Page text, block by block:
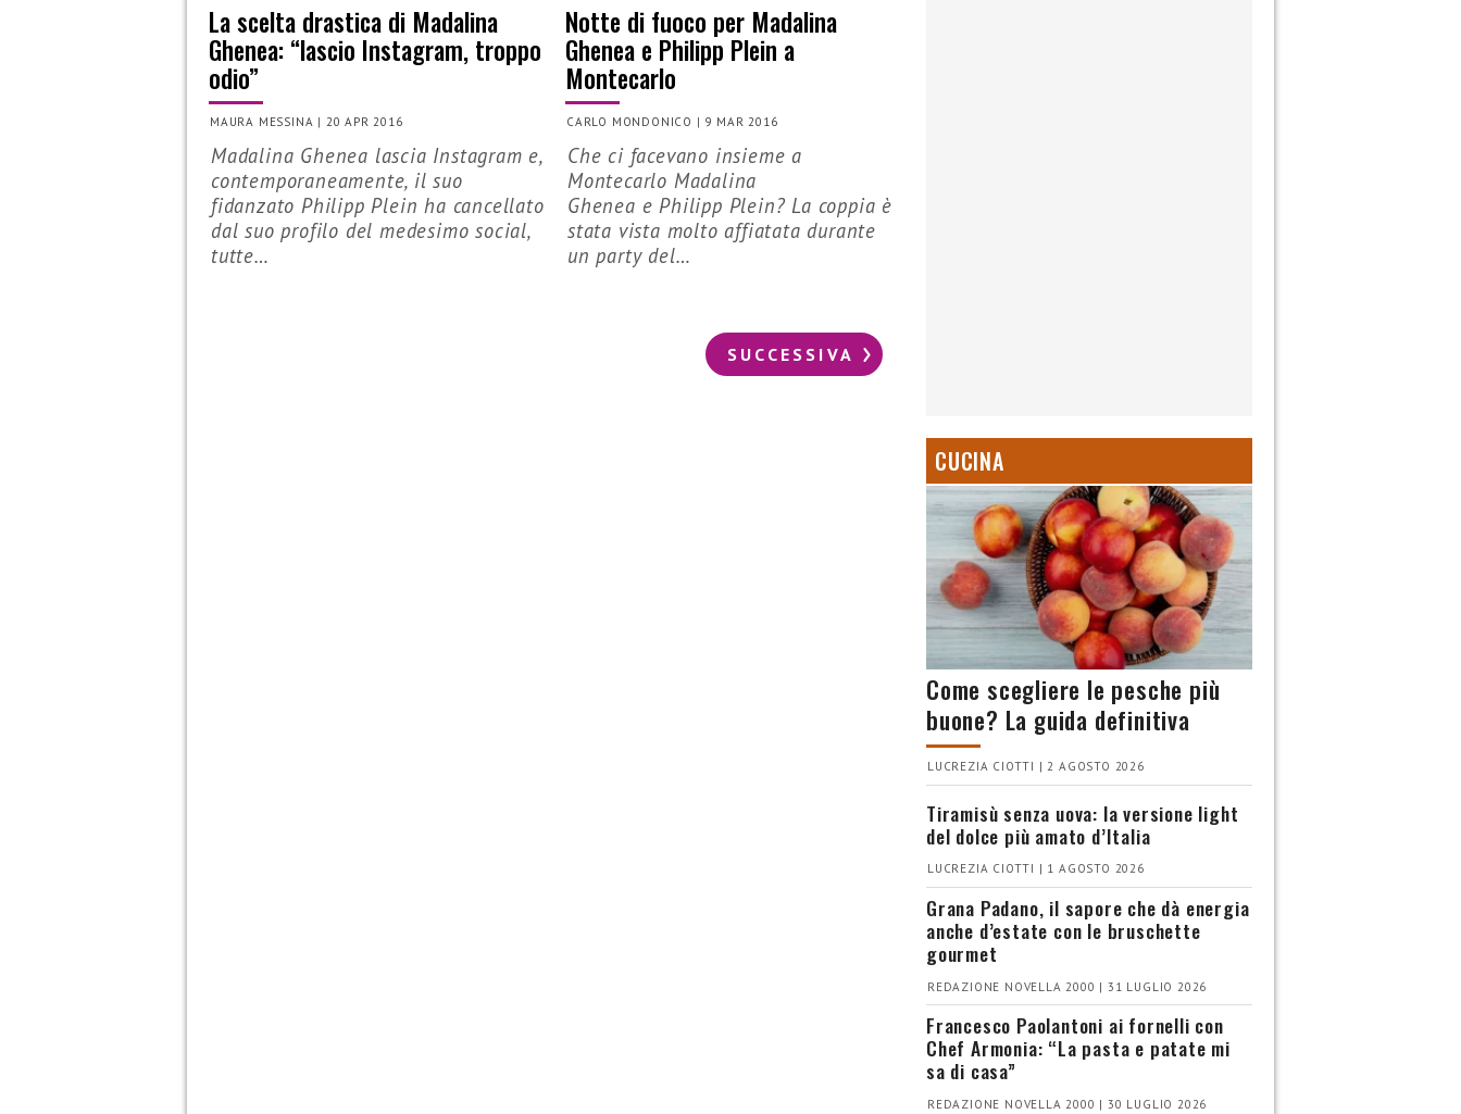
La scelta drastica di Madalina
Ghenea: “lascio Instagram, troppo
odio”
MAURA MESSINA | 20 APR 2016
Madalina Ghenea lascia Instagram e,
contemporaneamente, il suo
fidanzato Philipp Plein ha cancellato
dal suo profilo del medesimo social,
tutte…
Notte di fuoco per Madalina
Ghenea e Philipp Plein a
Montecarlo
CARLO MONDONICO | 9 MAR 2016
Che ci facevano insieme a
Montecarlo Madalina
Ghenea e Philipp Plein? La coppia è
stata vista molto affiatata durante
un party del…
SUCCESSIVA
CUCINA
Come scegliere le pesche più
buone? La guida definitiva
LUCREZIA CIOTTI | 2 AGOSTO 2026
Tiramisù senza uova: la versione light
del dolce più amato d’Italia
LUCREZIA CIOTTI | 1 AGOSTO 2026
Grana Padano, il sapore che dà energia
anche d’estate con le bruschette
gourmet
REDAZIONE NOVELLA 2000 | 31 LUGLIO 2026
Francesco Paolantoni ai fornelli con
Chef Armonia: “La pasta e patate mi
sa di casa”
REDAZIONE NOVELLA 2000 | 30 LUGLIO 2026